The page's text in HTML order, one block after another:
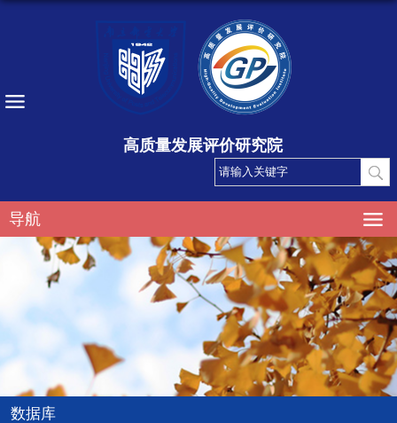
高质量发展评价研究院
导航
数据库